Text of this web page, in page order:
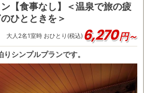
【食事なし】＜温泉で旅の疲
ひとときを＞
大人 2名1室時 おひとり(税込) 6,270円～
シンプルプランです。